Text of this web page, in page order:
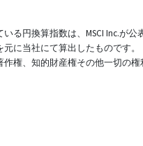
いる円換算指数は、MSCI Inc.が公
に当社にて算出したものです。
作権、知的財産権その他一切の権